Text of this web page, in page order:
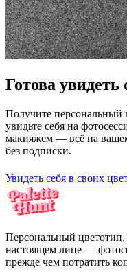
Готова увидеть
Получите персональный
увидьте себя на
макияжем — всё на
без подписки.
Увидеть себя в своих
Персональный
настоящем лице —
прежде чем потратить